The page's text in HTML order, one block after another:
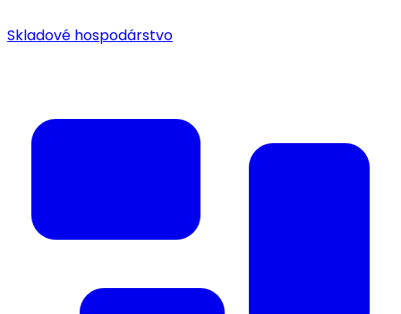
Skladové hospodárstvo